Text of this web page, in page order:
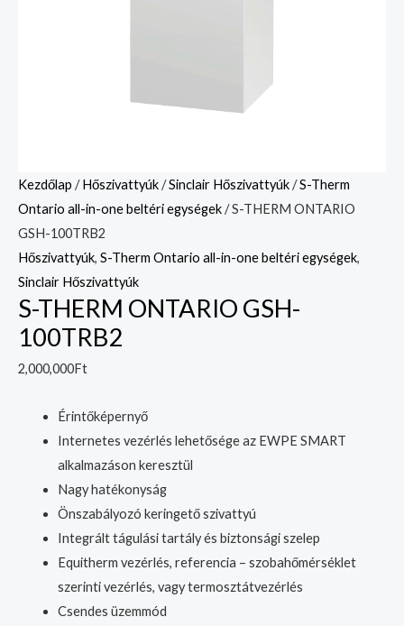
Kezdőlap /Hőszivattyúk/Sinclair Hőszivattyúk/S-Therm
Ontario all-in-one beltéri egységek/ S-THERM ONTARIO
GSH-100TRB2
Hőszivattyúk, S-Therm Ontario all-in-one beltéri egységek,
Sinclair Hőszivattyúk
S-THERM ONTARIO GSH-
100TRB2
2,000,000Ft
Érintőképernyő
Internetes vezérlés lehetősége az EWPE SMART
alkalmazáson keresztül
Nagy hatékonyság
Önszabályozó keringető szivattyú
Integrált tágulási tartály és biztonsági szelep
Equitherm vezérlés, referencia – szobahőmérséklet
szerinti vezérlés, vagy termosztátvezérlés
Csendes üzemmód